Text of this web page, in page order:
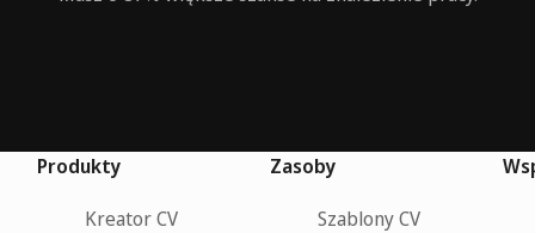
Produkty
Kreator CV
Zasoby
Szablony CV